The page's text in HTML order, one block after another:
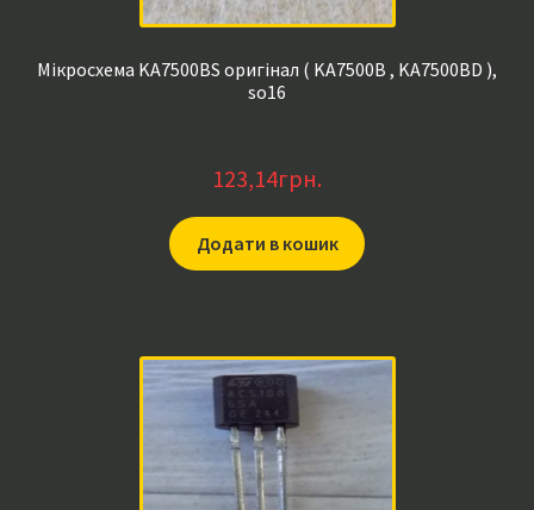
Мікросхема KA7500BS оригінал ( KA7500B , KA7500BD ),
so16
123,14грн.
Додати в кошик